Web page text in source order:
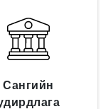
Сангийн